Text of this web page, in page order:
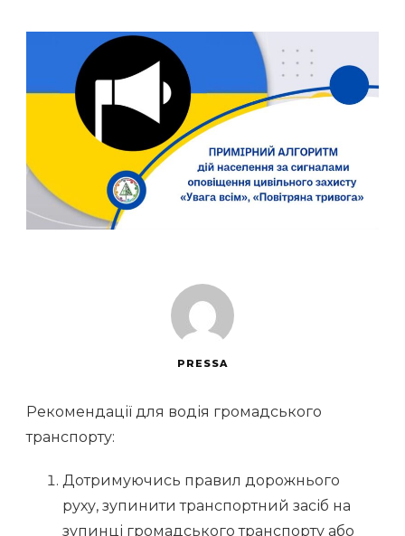
PRESSA
Рекомендації для водія громадського
транспорту:
Дотримуючись правил дорожнього
руху, зупинити транспортний засіб на
зупинці громадського транспорту або